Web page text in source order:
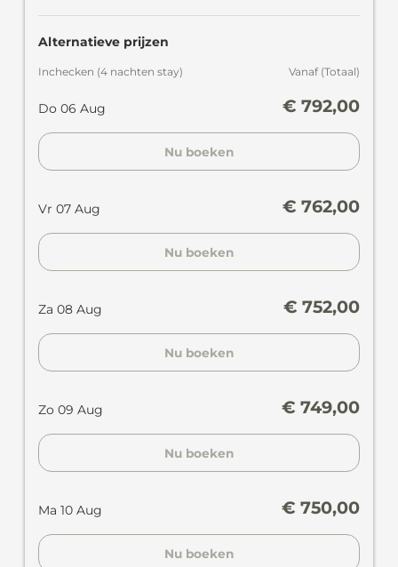
Alternatieve prijzen
Inchecken (4 nachten stay) Vanaf(Totaal)
Do 06 Aug € 792,00
Nu boeken
Vr 07 Aug € 762,00
Nu boeken
Za 08 Aug € 752,00
Nu boeken
Zo 09 Aug € 749,00
Nu boeken
Ma 10 Aug € 750,00
Nu boeken